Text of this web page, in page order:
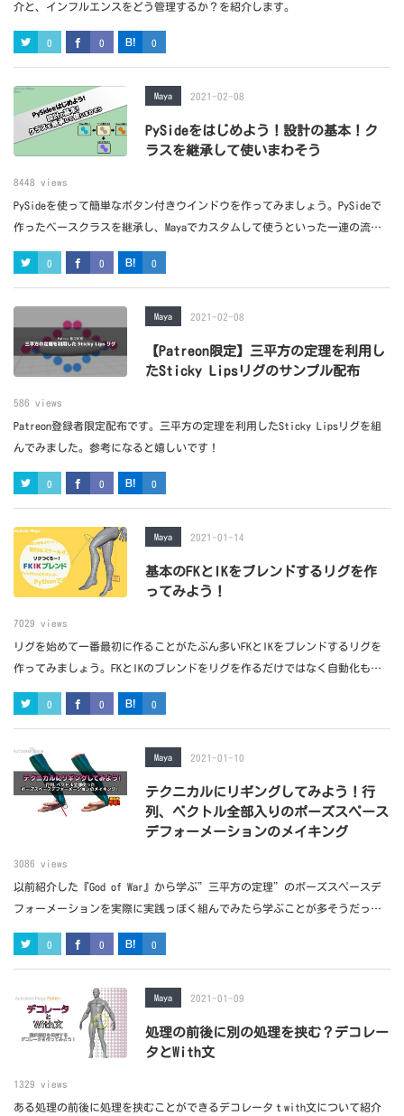
介と、インフルエンスをどう管理するか？を紹介します。
0 0 0
Maya 2021-02-08
PySideをはじめよう！設計の基本！ク
ラスを継承して使いまわそう
8448 views
PySideを使って簡単なボタン付きウインドウを作ってみましょう。PySideで
作ったベースクラスを継承し、Mayaでカスタムして使うといった一連の流れ
0 0 0
Maya 2021-02-08
【Patreon限定】三平方の定理を利用し
たSticky Lipsリグのサンプル配布
586 views
Patreon登録者限定配布です。三平方の定理を利用したSticky Lipsリグを組
んでみました。参考になると嬉しいです！
0 0 0
Maya 2021-01-14
基本のFKとIKをブレンドするリグを作
ってみよう！
7029 views
リグを始めて一番最初に作ることがたぶん多いFKとIKをブレンドするリグを
作ってみましょう。FKとIKのブレンドをリグを作るだけではなく自動化も考
0 0 0
Maya 2021-01-10
テクニカルにリギングしてみよう！行
列、ベクトル全部入りのポーズスペース
デフォーメーションのメイキング
3086 views
以前紹介した『God of War』から学ぶ”三平方の定理”のポーズスペースデ
フォーメーションを実際に実践っぽく組んでみたら学ぶことが多そうだった
0 0 0
Maya 2021-01-09
処理の前後に別の処理を挟む？デコレー
タとWith文
1329 views
ある処理の前後に処理を挟むことができるデコレータｔwith文について紹介